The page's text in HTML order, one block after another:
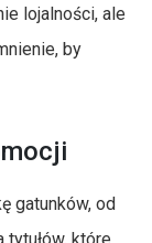
lojalności, ale
by
gatunków, od
które